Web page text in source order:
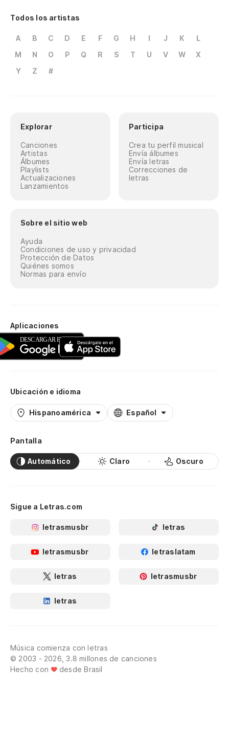
Todos los artistas
A B C D E F G H I J K
L
M
N O P Q R S T U V W
X
Y
Z #
Explorar
Canciones
Artistas
Álbumes
Playlists
Actualizaciones
Lanzamientos
Participa
Crea tu perfil musical
Envía álbumes
Envía letras
Correcciones de
letras
Sobre el sitio web
Ayuda
Condiciones de uso y privacidad
Protección de Datos
Quiénes somos
Normas para envío
Aplicaciones
Ubicación e idioma
Hispanoamérica Español
Pantalla
Automático Claro Oscuro
Sigue a Letras.com
letrasmusbr letras
letrasmusbr letraslatam
letras letrasmusbr
letras
Música comienza con letras
© 2003 - 2026, 3.8 millones de canciones
Hecho con
desde Brasil